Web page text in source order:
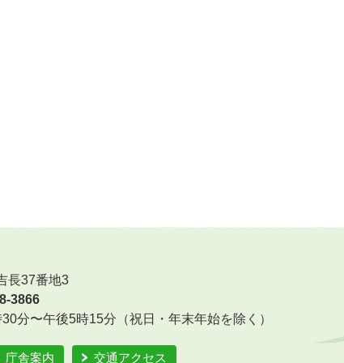
長37番地3
3866
分〜午後5時15分（祝日・年末年始を除く）
庁舎案内 交通アクセス